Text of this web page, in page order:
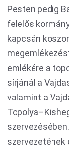
Pesten pedig
felelős
kapcsán
emlékére a
sírjánál a
valamint a
szervezetének